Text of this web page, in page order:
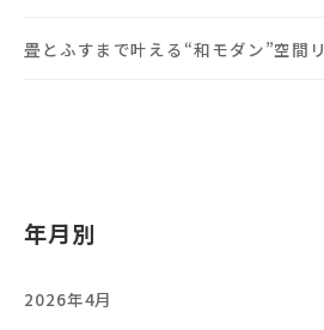
畳とふすまで叶える“和モダン”空間
年月別
2026年4月